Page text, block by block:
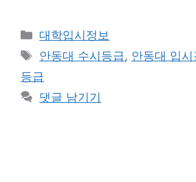
카
테
리
대학입시정보
태
그
안동대 수시등급, 안동대 입
등급
댓글 남기기